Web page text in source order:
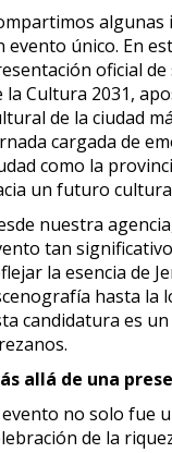
evento único. En
oficial
la Cultura 2031,
de la ciudad
cargada de
como la
un futuro
nuestra
tan
la esencia de
hasta la
candidatura es
allá de una
evento no solo fue
de la